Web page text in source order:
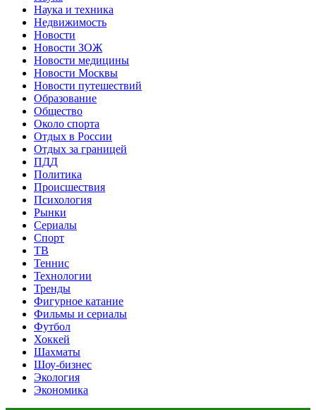
Наука и техника
Недвижимость
Новости
Новости ЗОЖ
Новости медицины
Новости Москвы
Новости путешествий
Образование
Общество
Около спорта
Отдых в России
Отдых за границей
ПДД
Политика
Происшествия
Психология
Рынки
Сериалы
Спорт
ТВ
Теннис
Технологии
Тренды
Фигурное катание
Фильмы и сериалы
Футбол
Хоккей
Шахматы
Шоу-бизнес
Экология
Экономика